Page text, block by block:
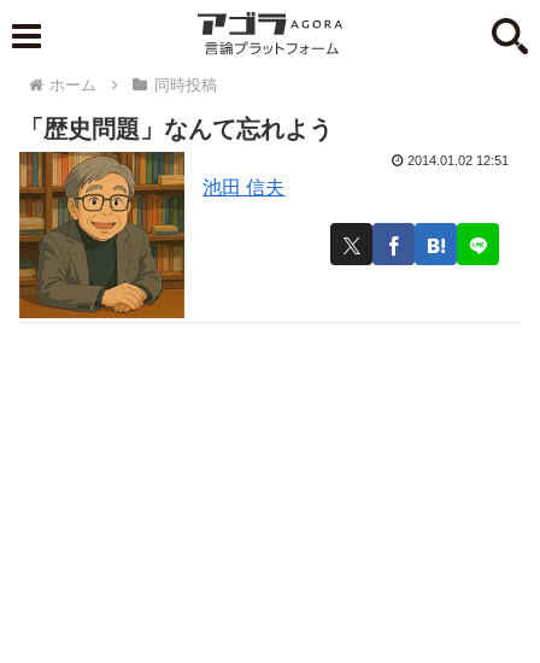
ホーム 同時投稿
「歴史問題」なんて忘れよう
池田 信夫
2014.01.02 12:51